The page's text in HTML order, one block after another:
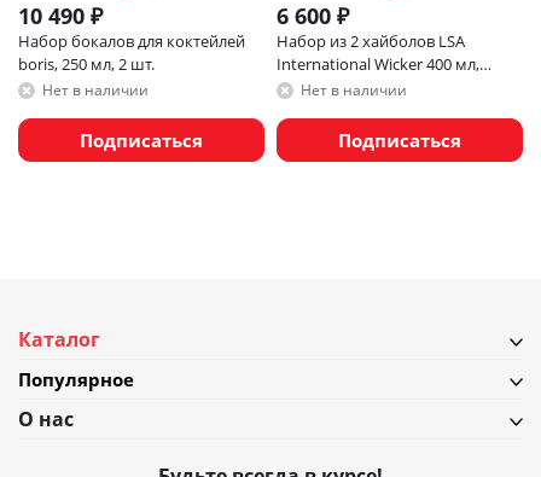
10 490 ₽
Набор бокалов для коктейлей
boris, 250 мл, 2 шт.
Нет в наличии
Подписаться
6 600 ₽
Набор из 2 хайболов LSA
International Wicker 400 мл,
коричневый
Нет в наличии
Подписаться
Каталог
Популярное
О нас